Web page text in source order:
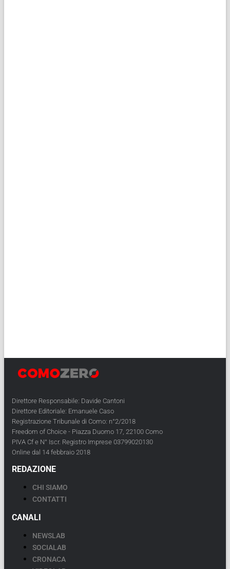
Direttore Responsabile: Davide Cantoni
Direttore Editoriale: Emanuele Caso
Registrazione Tribunale di Como: n°2/2018
Freedom of Choice - Piazza Duomo 17, 22100 Como
PIVA Cf e N° Iscr. Registro Imprese 03799020130
Online dal 14 febbraio 2018
REDAZIONE
CHI SIAMO
CONTATTI
CANALI
NEWSLAB
SOCIALAB
CRONACA